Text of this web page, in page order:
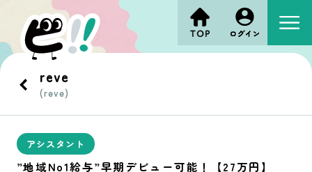
reve
(reve)
アシスタント
”地域No1給与”早期デビュー可能！【27万円】